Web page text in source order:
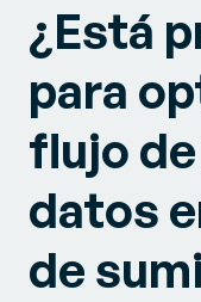
¿Está
para
flujo
datos
de